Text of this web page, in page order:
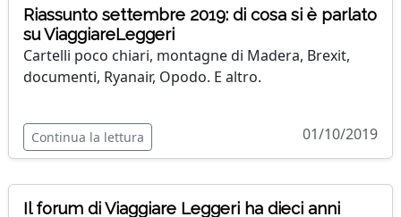
Riassunto settembre 2019: di cosa si è parlato
su ViaggiareLeggeri
Cartelli poco chiari, montagne di Madera, Brexit,
documenti, Ryanair, Opodo. E altro.
Continua la lettura 01/10/2019
Il forum di Viaggiare Leggeri ha dieci anni